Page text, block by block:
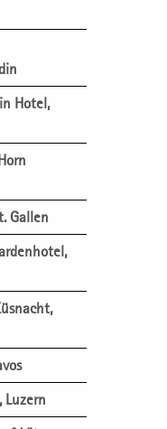
Hotel,
Gallen
Luzern